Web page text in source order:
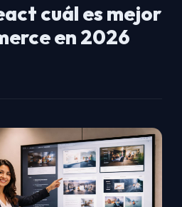
cuál es mejor
en 2026